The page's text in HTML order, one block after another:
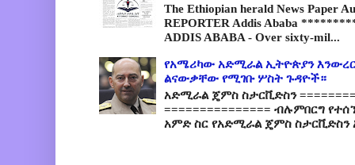
The Ethiopian herald News Paper
REPORTER Addis Ababa
ADDIS ABABA - Over sixty-mil...
የአሜሪካው አድሚራል ኢትዮጵያን
ልናውቃቸው የሚገቡ ሦስት ጉዳዮች።
አድሚራል ጄምስ ስታርቪድስን
=============== ብሉምበርግ
አምድ ስር የአድሚራል ጄምስ ስታርቪድስን